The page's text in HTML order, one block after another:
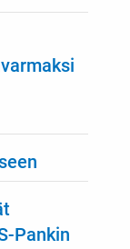
Pankin